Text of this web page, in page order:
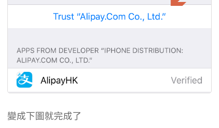
變成下圖就完成了